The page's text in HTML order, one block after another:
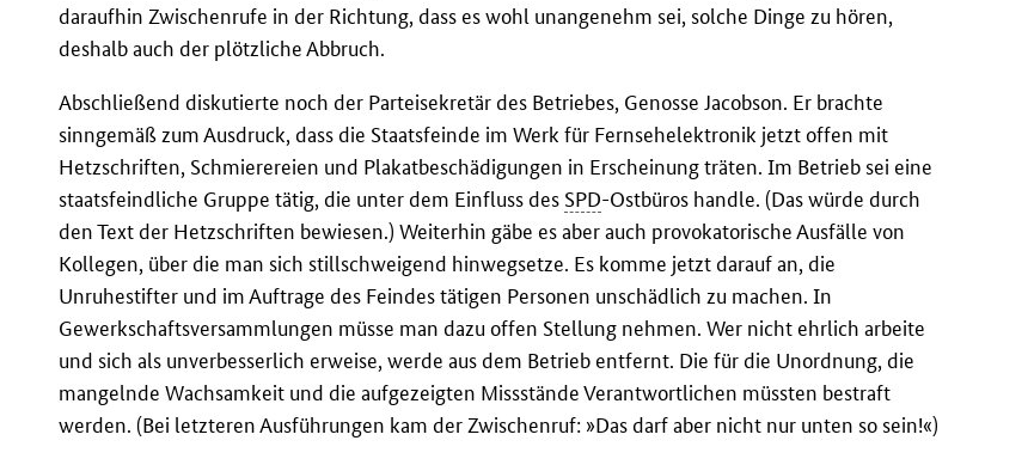
daraufhin Zwischenrufe in der Richtung, dass es wohl unangenehm sei, solche Dinge zu hören,
deshalb auch der plötzliche Abbruch.
Abschließend diskutierte noch der Parteisekretär des Betriebes, Genosse Jacobson. Er brachte
sinngemäß zum Ausdruck, dass die Staatsfeinde im Werk für Fernsehelektronik jetzt offen mit
Hetzschriften, Schmierereien und Plakatbeschädigungen in Erscheinung träten. Im Betrieb sei eine
staatsfeindliche Gruppe tätig, die unter dem Einfluss des SPD-Ostbüros handle. (Das würde durch
den Text der Hetzschriften bewiesen.) Weiterhin gäbe es aber auch provokatorische Ausfälle von
Kollegen, über die man sich stillschweigend hinwegsetze. Es komme jetzt darauf an, die
Unruhestifter und im Auftrage des Feindes tätigen Personen unschädlich zu machen. In
Gewerkschaftsversammlungen müsse man dazu offen Stellung nehmen. Wer nicht ehrlich arbeite
und sich als unverbesserlich erweise, werde aus dem Betrieb entfernt. Die für die Unordnung, die
mangelnde Wachsamkeit und die aufgezeigten Missstände Verantwortlichen müssten bestraft
werden. (Bei letzteren Ausführungen kam der Zwischenruf: »Das darf aber nicht nur unten so sein!«)